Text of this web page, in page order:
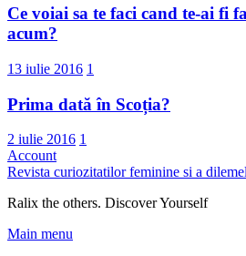
Ce voiai sa te faci cand te-ai fi
acum?
13 iulie 2016 1
Prima dată în Scoția?
2 iulie 2016 1
Account
Revista curiozitatilor feminine si a
Ralix the others. Discover Yourself
Main menu